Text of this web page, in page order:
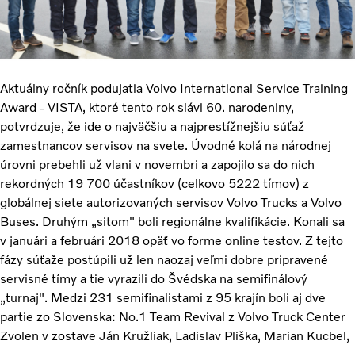
Aktuálny ročník podujatia Volvo International Service Training
Award - VISTA, ktoré tento rok slávi 60. narodeniny,
potvrdzuje, že ide o najväčšiu a najprestížnejšiu súťaž
zamestnancov servisov na svete. Úvodné kolá na národnej
úrovni prebehli už vlani v novembri a zapojilo sa do nich
rekordných 19 700 účastníkov (celkovo 5222 tímov) z
globálnej siete autorizovaných servisov Volvo Trucks a Volvo
Buses. Druhým „sitom" boli regionálne kvalifikácie. Konali sa
v januári a februári 2018 opäť vo forme online testov. Z tejto
fázy súťaže postúpili už len naozaj veľmi dobre pripravené
servisné tímy a tie vyrazili do Švédska na semifinálový
„turnaj". Medzi 231 semifinalistami z 95 krajín boli aj dve
partie zo Slovenska: No.1 Team Revival z Volvo Truck Center
Zvolen v zostave Ján Kružliak, Ladislav Pliška, Marian Kucbel,